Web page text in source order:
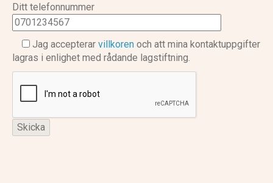
Ditt telefonnummer
Jag accepterar villkoren och att mina kontaktuppgifter
lagras i enlighet med rådande lagstiftning.